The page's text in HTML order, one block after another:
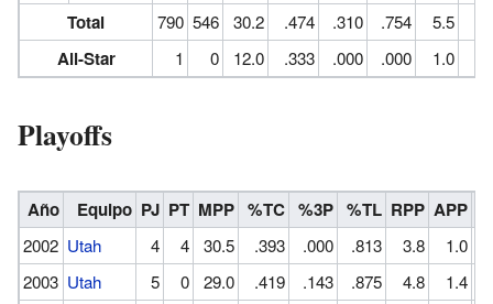
Total 790 546 30.2 .474 .310 .754 5.5
All-Star 1 0 12.0 .333 .000 .000 1.0
Playoffs
Año Equipo PJ PT MPP %TC %3P %TL RPP APP
2002 Utah 4 4 30.5 .393 .000 .813 3.8 1.0
2003 Utah 5 0 29.0 .419 .143 .875 4.8
1.4